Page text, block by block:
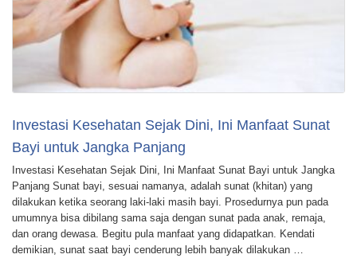
Investasi Kesehatan Sejak Dini, Ini Manfaat Sunat
Bayi untuk Jangka Panjang
Investasi Kesehatan Sejak Dini, Ini Manfaat Sunat Bayi untuk Jangka
Panjang Sunat bayi, sesuai namanya, adalah sunat (khitan) yang
dilakukan ketika seorang laki-laki masih bayi. Prosedurnya pun pada
umumnya bisa dibilang sama saja dengan sunat pada anak, remaja,
dan orang dewasa. Begitu pula manfaat yang didapatkan. Kendati
demikian, sunat saat bayi cenderung lebih banyak dilakukan …